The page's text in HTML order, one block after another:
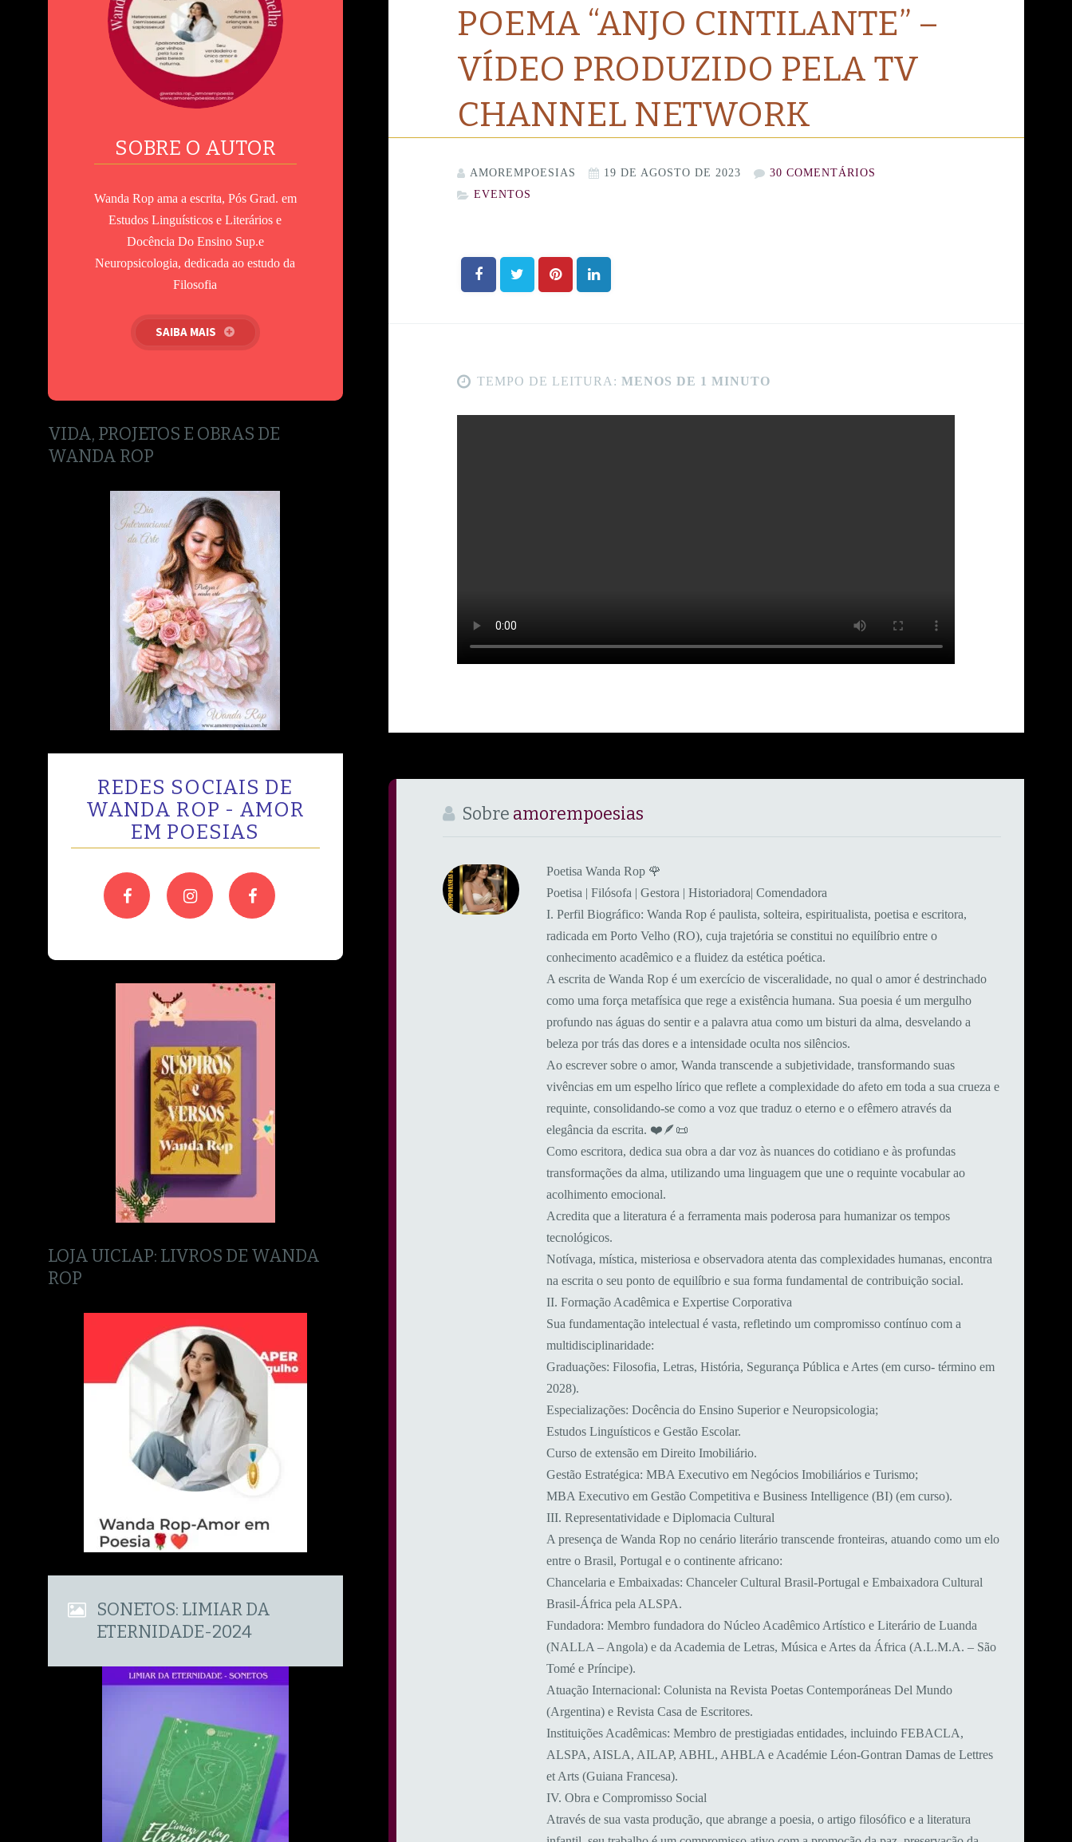
POEMA “ANJO CINTILANTE” –
VÍDEO PRODUZIDO PELA TV
CHANNEL NETWORK
AMOREMPOESIAS 19 DE AGOSTO DE 2023
30 COMENTÁRIOS
EVENTOS
TEMPO DE LEITURA: MENOS DE 1 MINUTO
Sobre amorempoesias
Poetisa Wanda Rop 🌹
Poetisa | Filósofa | Gestora | Historiadora| Comendadora
​I. Perfil Biográfico: ​Wanda Rop é paulista, solteira, espiritualista, poetisa e escritora,
radicada em Porto Velho (RO), cuja trajetória se constitui no equilíbrio entre o
conhecimento acadêmico e a fluidez da estética poética.
A escrita de Wanda Rop é um exercício de visceralidade, no qual o amor é destrinchado
como uma força metafísica que rege a existência humana. Sua poesia é um mergulho
profundo nas águas do sentir e a palavra atua como um bisturi da alma, desvelando a
beleza por trás das dores e a intensidade oculta nos silêncios.
Ao escrever sobre o amor, Wanda transcende a subjetividade, transformando suas
vivências em um espelho lírico que reflete a complexidade do afeto em toda a sua crueza e
requinte, consolidando-se como a voz que traduz o eterno e o efêmero através da
elegância da escrita. ❤️🪶📜
Como escritora, dedica sua obra a dar voz às nuances do cotidiano e às profundas
transformações da alma, utilizando uma linguagem que une o requinte vocabular ao
acolhimento emocional.
​Acredita que a literatura é a ferramenta mais poderosa para humanizar os tempos
tecnológicos.
Notívaga, mística, misteriosa e observadora atenta das complexidades humanas, encontra
na escrita o seu ponto de equilíbrio e sua forma fundamental de contribuição social.
​II. Formação Acadêmica e Expertise Corporativa
​Sua fundamentação intelectual é vasta, refletindo um compromisso contínuo com a
multidisciplinaridade:
​Graduações: Filosofia, Letras, História, Segurança Pública e Artes (em curso- término em
2028).
​Especializações: Docência do Ensino Superior e Neuropsicologia;
Estudos Linguísticos e Gestão Escolar.
Curso de extensão em Direito Imobiliário.
​Gestão Estratégica: MBA Executivo em Negócios Imobiliários e Turismo;
MBA Executivo em Gestão Competitiva e Business Intelligence (BI) (em curso).
​III. Representatividade e Diplomacia Cultural
​A presença de Wanda Rop no cenário literário transcende fronteiras, atuando como um elo
entre o Brasil, Portugal e o continente africano:
​Chancelaria e Embaixadas: Chanceler Cultural Brasil-Portugal e Embaixadora Cultural
Brasil-África pela ALSPA.
​Fundadora: Membro fundadora do Núcleo Acadêmico Artístico e Literário de Luanda
(NALLA – Angola) e da Academia de Letras, Música e Artes da África (A.L.M.A. – São
Tomé e Príncipe).
​Atuação Internacional: Colunista na Revista Poetas Contemporáneas Del Mundo
(Argentina) e Revista Casa de Escritores.
​Instituições Acadêmicas: Membro de prestigiadas entidades, incluindo FEBACLA,
ALSPA, AISLA, AILAP, ABHL, AHBLA e Académie Léon-Gontran Damas de Lettres
et Arts (Guiana Francesa).
​IV. Obra e Compromisso Social
​Através de sua vasta produção, que abrange a poesia, o artigo filosófico e a literatura
SOBRE O AUTOR
Wanda Rop ama a escrita, Pós Grad. em
Estudos Linguísticos e Literários e
Docência Do Ensino Sup.e
Neuropsicologia, dedicada ao estudo da
Filosofia
SAIBA MAIS
VIDA, PROJETOS E OBRAS DE
WANDA ROP
REDES SOCIAIS DE
WANDA ROP - AMOR
EM POESIAS
LOJA UICLAP: LIVROS DE WANDA
ROP
SONETOS: LIMIAR DA
ETERNIDADE-2024